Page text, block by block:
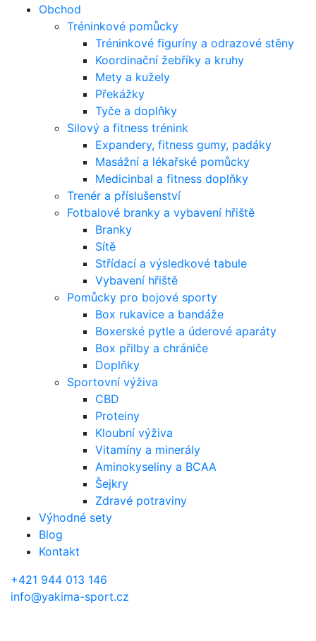
Obchod
Tréninkové pomůcky
Tréninkové figuríny a odrazové stěny
Koordinační žebříky a kruhy
Mety a kužely
Překážky
Tyče a doplňky
Silový a fitness trénink
Expandery, fitness gumy, padáky
Masážní a lékařské pomůcky
Medicinbal a fitness doplňky
Trenér a příslušenství
Fotbalové branky a vybavení hřiště
Branky
Sítě
Střídací a výsledkové tabule
Vybavení hřiště
Pomůcky pro bojové sporty
Box rukavice a bandáže
Boxerské pytle a úderové aparáty
Box přilby a chrániče
Doplňky
Sportovní výživa
CBD
Proteiny
Kloubní výživa
Vitamíny a minerály
Aminokyseliny a BCAA
Šejkry
Zdravé potraviny
Výhodné sety
Blog
Kontakt
+421 944 013 146
info@yakima-sport.cz